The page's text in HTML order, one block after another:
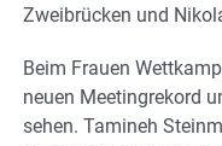
Zweibrücken und
Beim Frauen
neuen Meetingrekord
sehen. Tamineh